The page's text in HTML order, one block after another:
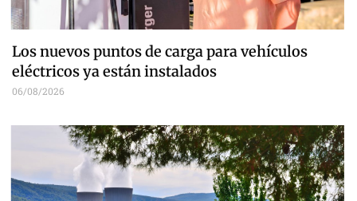
Los nuevos puntos de carga para vehículos
eléctricos ya están instalados
06/08/2026